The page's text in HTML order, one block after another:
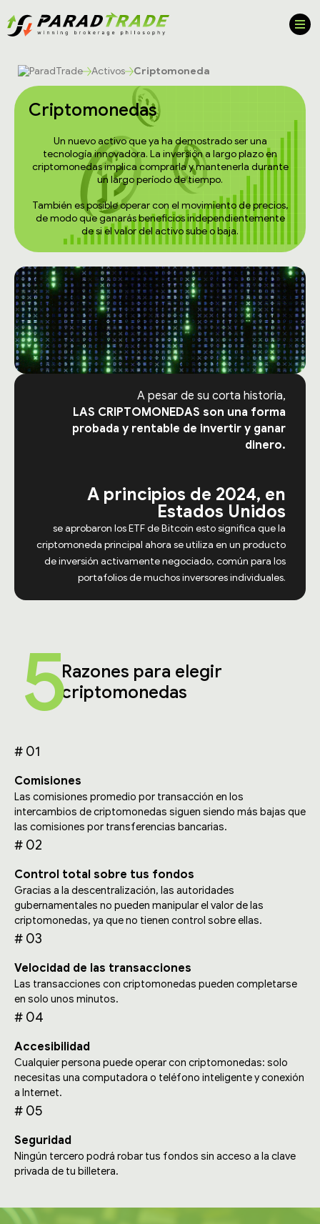
Activos Criptomoneda
Criptomonedas
Un nuevo activo que ya ha demostrado ser una
tecnología innovadora. La inversión a largo plazo en
criptomonedas implica comprarla y mantenerla durante
un largo período de tiempo.
También es posible operar con el movimiento de precios,
de modo que ganarás beneficios independientemente
de si el valor del activo sube o baja.
A pesar de su corta historia,
LAS CRIPTOMONEDAS son una forma
probada y rentable de invertir y ganar
dinero.
A principios de 2024, en
Estados Unidos
se aprobaron los ETF de Bitcoin esto significa que la
criptomoneda principal ahora se utiliza en un producto
de inversión activamente negociado, común para los
portafolios de muchos inversores individuales.
5Razones para elegir
criptomonedas
# 01
Comisiones
Las comisiones promedio por transacción en los
intercambios de criptomonedas siguen siendo más bajas que
las comisiones por transferencias bancarias.
# 02
Control total sobre tus fondos
Gracias a la descentralización, las autoridades
gubernamentales no pueden manipular el valor de las
criptomonedas, ya que no tienen control sobre ellas.
# 03
Velocidad de las transacciones
Las transacciones con criptomonedas pueden completarse
en solo unos minutos.
# 04
Accesibilidad
Cualquier persona puede operar con criptomonedas: solo
necesitas una computadora o teléfono inteligente y conexión
a Internet.
# 05
Seguridad
Ningún tercero podrá robar tus fondos sin acceso a la clave
privada de tu billetera.